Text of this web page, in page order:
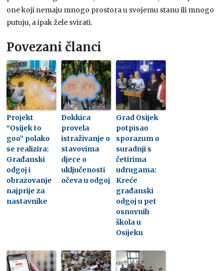
one koji nemaju mnogo prostora u svojemu stanu ili mnogo
putuju, a ipak žele svirati.
Povezani članci
Projekt
“Osijek to
goo” polako
se realizira:
Građanski
odgoj i
obrazovanje
najprije za
nastavnike
Dokkica
provela
istraživanje o
stavovima
djece o
uključenosti
očeva u odgoj
Grad Osijek
potpisao
sporazum o
suradnji s
četirima
udrugama:
Kreće
građanski
odgoj u pet
osnovnih
škola u
Osijeku